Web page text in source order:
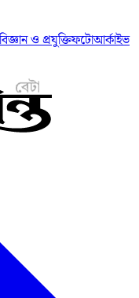
বিজ্ঞান ও প্রযুক্তিফটোআর্কাইভ